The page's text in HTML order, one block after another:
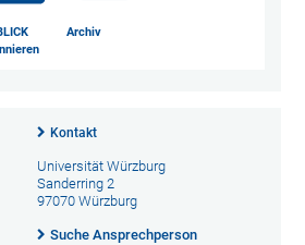
Archiv
Kontakt
Universität Würzburg
Sanderring 2
97070 Würzburg
Suche Ansprechperson